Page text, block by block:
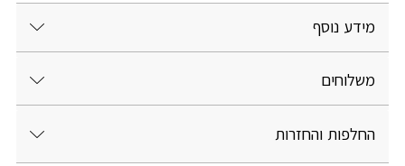
מידע נוסף
משלוחים
החלפות והחזרות